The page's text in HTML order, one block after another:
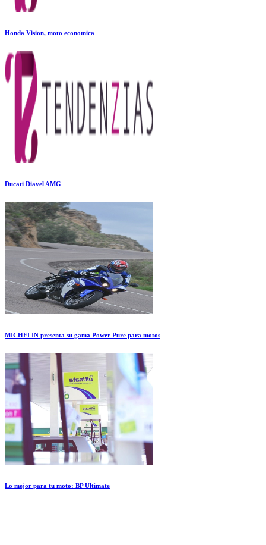
Honda Vision, moto economica
Ducati Diavel AMG
MICHELIN presenta su gama Power Pure para motos
Lo mejor para tu moto: BP Ultimate